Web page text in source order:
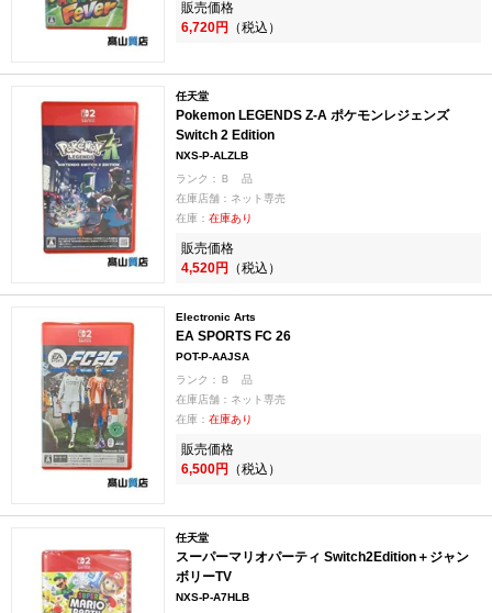
販売価格
6,720円 （税込）
任天堂
Pokemon LEGENDS Z-A ポケモンレジェンズ
Switch 2 Edition
NXS-P-ALZLB
ランク：Ｂ 品
在庫店舗：ネット専売
在庫： 在庫あり
販売価格
4,520円 （税込）
Electronic Arts
EA SPORTS FC 26
POT-P-AAJSA
ランク：Ｂ 品
在庫店舗：ネット専売
在庫： 在庫あり
販売価格
6,500円 （税込）
任天堂
スーパーマリオパーティ Switch2Edition＋ジャン
ボリーTV
NXS-P-A7HLB